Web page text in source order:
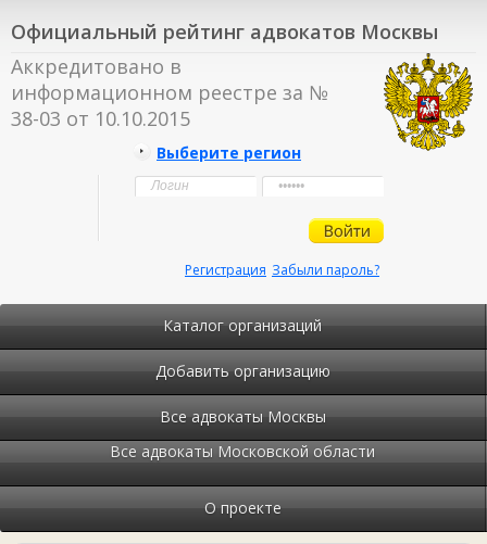
Официальный рейтинг адвокатов Москвы
Аккредитовано в
информационном реестре за №
38-03 от 10.10.2015
Выберите регион
Забыли пароль?
Регистрация
Каталог организаций
Добавить организацию
Все адвокаты Москвы
Все адвокаты Московской области
О проекте